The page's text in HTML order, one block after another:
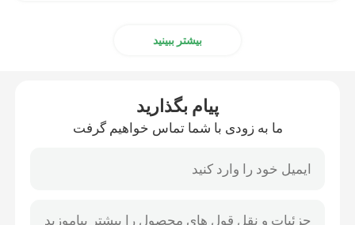
بیشتر ببینید
پیام بگذارید
ما به زودی با شما تماس خواهیم گرفت